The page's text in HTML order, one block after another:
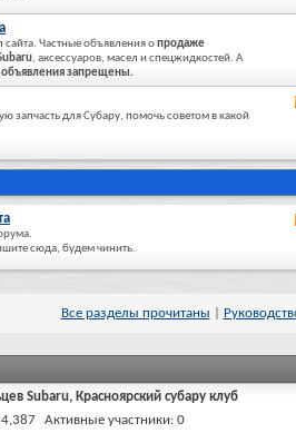
Частные объявления опродаже
, аксессуаров, масел и спецжидкостей. А
запрещены.
запчасть для Субару, помочь советом в какой
сюда, будем чинить.
Все разделы прочитаны
Subaru, Красноярский субару клуб
4,387 Активные участники 0